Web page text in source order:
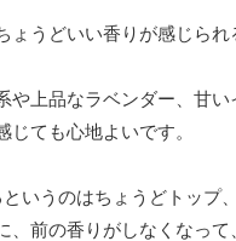
ょうどいい香りが感じられ
や上品なラベンダー、甘い
じても心地よいです。
いうのはちょうどトップ
、前の香りがしなくなって